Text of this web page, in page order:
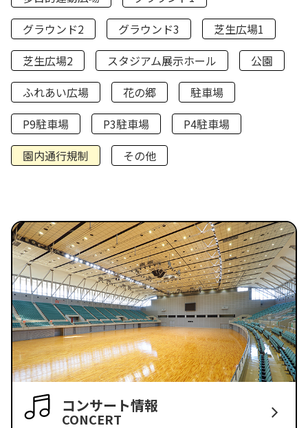
グラウンド2
グラウンド3
芝生広場1
芝生広場2
スタジアム展示ホール
公園
ふれあい広場
花の郷
駐車場
P9駐車場
P3駐車場
P4駐車場
園内通行規制
その他
コンサート情報
CONCERT